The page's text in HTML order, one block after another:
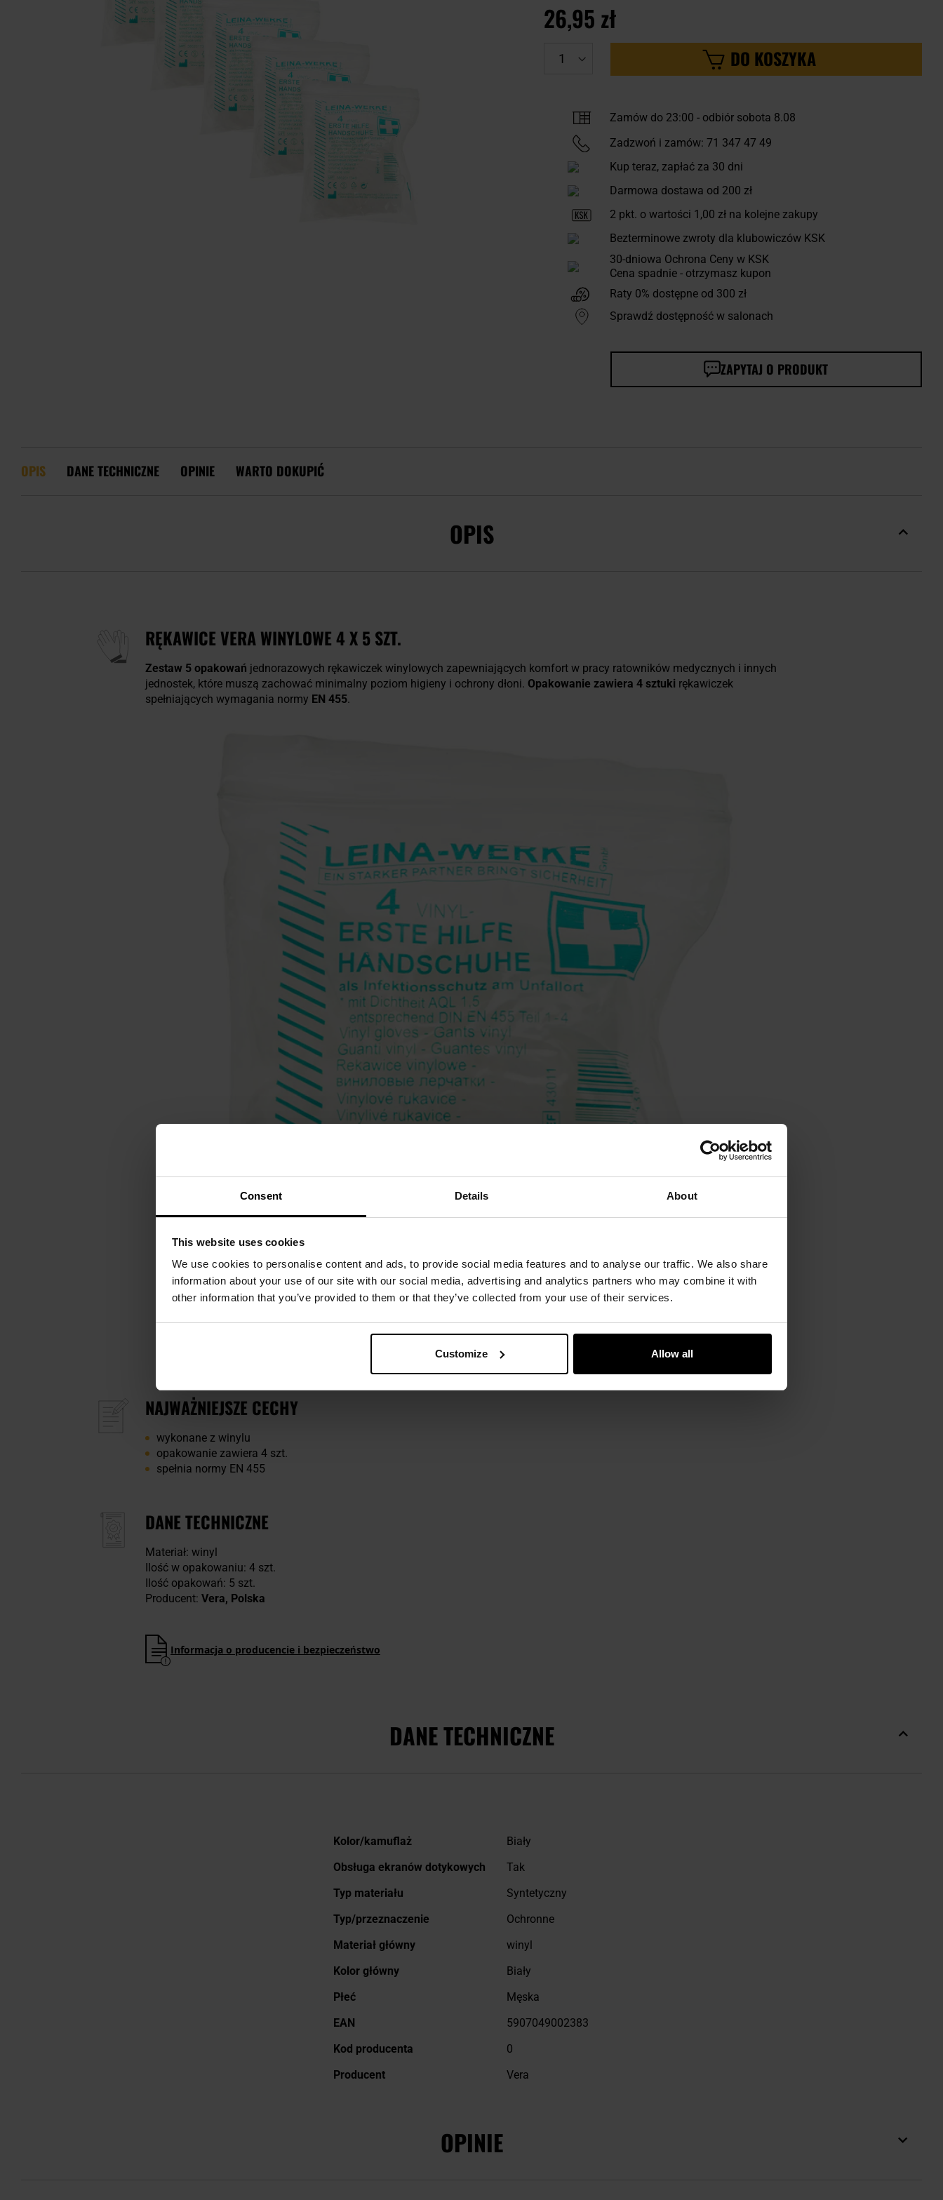
Consent Details About
This website uses cookies
We use cookies to personalise content and ads, to provide social media features and to analyse our traffic. We also share
information about your use of our site with our social media, advertising and analytics partners who may combine it with
other information that you’ve provided to them or that they’ve collected from your use of their services.
Customize Allow all
26,95 zł
DO KOSZYKA
Zamów do 23:00 -odbiór sobota 8.08
Zadzwoń i zamów: 71 347 47 49
Kup teraz, zapłać za 30 dni
Darmowa dostawa od 200 zł
2pkt. o wartości 1,00 złna kolejne zakupy
Bezterminowe zwroty dla klubowiczów KSK
30-dniowa Ochrona Ceny w KSK
Cena spadnie - otrzymasz kupon
Raty 0% dostępne od 300 zł
Sprawdź dostępność w salonach
ZAPYTAJ O PRODUKT
OPIS DANE TECHNICZNE OPINIE WARTO DOKUPIĆ
OPIS
RĘKAWICE VERA WINYLOWE 4 X 5 SZT.
Zestaw 5 opakowań jednorazowych rękawiczek winylowych zapewniających komfort w pracy ratowników medycznych i innych
jednostek, które muszą zachować minimalny poziom higieny i ochrony dłoni. Opakowanie zawiera 4 sztuki rękawiczek
spełniających wymagania normy EN 455.
NAJWAŻNIEJSZE CECHY
wykonane z winylu
opakowanie zawiera 4 szt.
spełnia normy EN 455
DANE TECHNICZNE
Materiał: winyl
Ilość w opakowaniu: 4 szt.
Ilość opakowań: 5 szt.
Producent: Vera, Polska
Informacja o producencie i bezpieczeństwo
DANE TECHNICZNE
Więcej
Kolor/kamuflaż
Biały
Obsługa ekranów dotykowych
Tak
Typ materiału
Syntetyczny
Typ/przeznaczenie
Ochronne
Materiał główny
winyl
Kolor główny
Biały
Płeć
Męska
EAN
5907049002383
Kod producenta
0
Producent
Vera
OPINIE